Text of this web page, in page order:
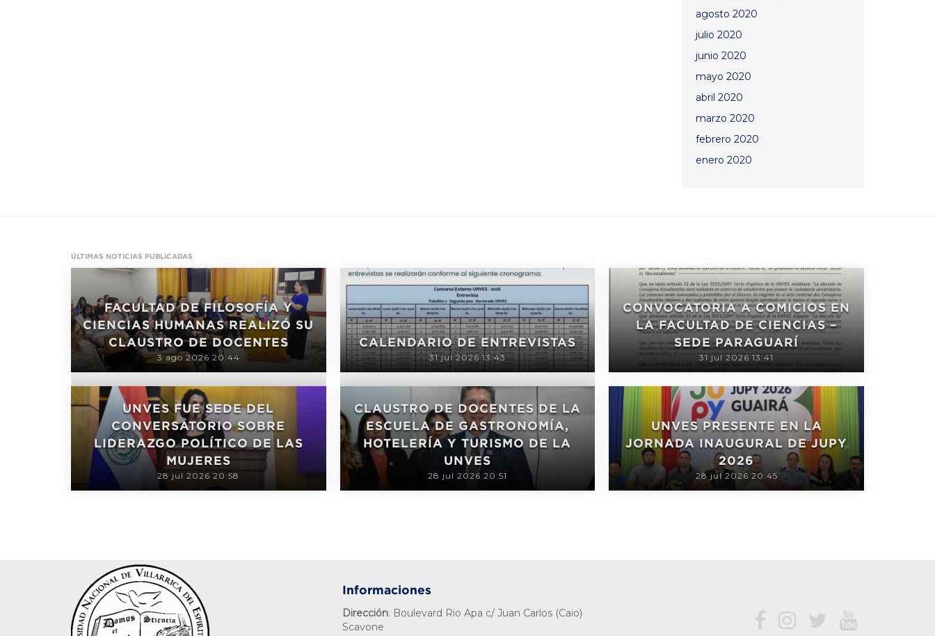
agosto 2020
julio 2020
junio 2020
mayo 2020
abril 2020
marzo 2020
febrero 2020
enero 2020
ÚLTIMAS NOTICIAS PUBLICADAS
FACULTAD DE FILOSOFÍA Y
CIENCIAS HUMANAS REALIZÓ SU
CLAUSTRO DE DOCENTES
3 ago 2026 20:44
CALENDARIO DE ENTREVISTAS
31 jul 2026 13:43
CONVOCATORIA A COMICIOS EN
LA FACULTAD DE CIENCIAS –
SEDE PARAGUARÍ
31 jul 2026 13:41
UNVES FUE SEDE DEL
CONVERSATORIO SOBRE
LIDERAZGO POLÍTICO DE LAS
MUJERES
28 jul 2026 20:58
CLAUSTRO DE DOCENTES DE LA
ESCUELA DE GASTRONOMÍA,
HOTELERÍA Y TURISMO DE LA
UNVES
28 jul 2026 20:51
UNVES PRESENTE EN LA
JORNADA INAUGURAL DE JUPY
2026
28 jul 2026 20:45
Informaciones
Dirección: Boulevard Rio Apa c/ Juan Carlos (Caio)
Scavone